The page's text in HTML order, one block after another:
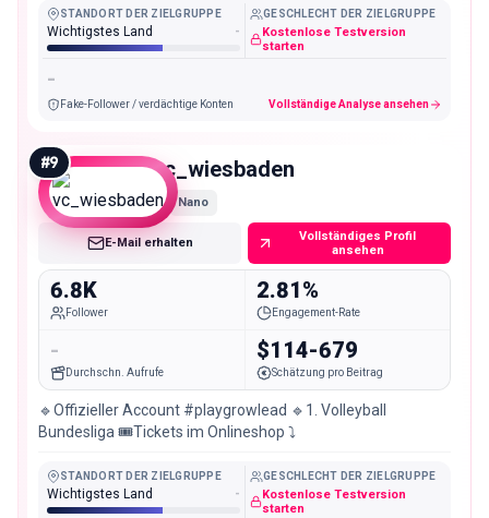
STANDORT DER ZIELGRUPPE
Wichtigstes Land -
GESCHLECHT DER ZIELGRUPPE
Kostenlose Testversion
starten
-
Fake-Follower / verdächtige Konten Vollständige Analyse ansehen
#9 vc_wiesbaden
Nano
E-Mail erhalten
Vollständiges Profil
ansehen
6.8K
Follower
2.81%
Engagement-Rate
-
Durchschn. Aufrufe
$114-679
Schätzung pro Beitrag
🔹Offizieller Account #playgrowlead 🔹1. Volleyball
Bundesliga 🎟️Tickets im Onlineshop ⤵️
STANDORT DER ZIELGRUPPE
Wichtigstes Land -
GESCHLECHT DER ZIELGRUPPE
Kostenlose Testversion
starten